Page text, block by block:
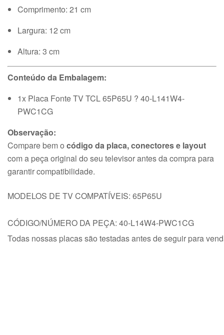
Comprimento: 21 cm
Largura: 12 cm
Altura: 3 cm
Conteúdo da Embalagem:
1x Placa Fonte TV TCL 65P65U ? 40-L141W4-
PWC1CG
Observação:
Compare bem o código da placa, conectores e layout
com a peça original do seu televisor antes da compra para
garantir compatibilidade.
MODELOS DE TV COMPATÍVEIS: 65P65U
CÓDIGO/NÚMERO DA PEÇA: 40-L14W4-PWC1CG
Todas nossas placas são testadas antes de seguir para